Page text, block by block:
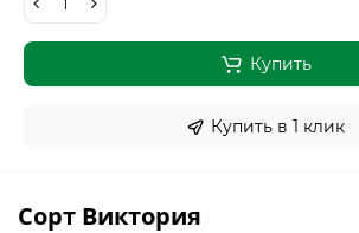
Купить
Купить в 1 клик
Сорт Виктория